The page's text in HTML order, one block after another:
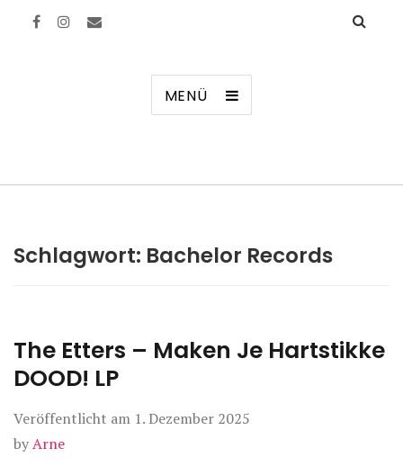
MENÜ
Schlagwort: Bachelor Records
The Etters – Maken Je Hartstikke
DOOD! LP
Veröffentlicht am 1. Dezember 2025
byArne